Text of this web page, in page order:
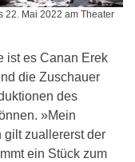
22. Mai 2022 am Theater
ist es Canan Erek
die Zuschauer
des
»Mein
gilt zuallererst der
ein Stück zum